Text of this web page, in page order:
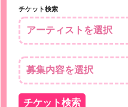
チケット検索